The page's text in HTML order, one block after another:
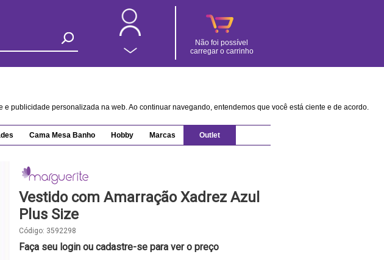
Não foi possível
carregar o carrinho
publicidade personalizada na web. Ao continuar navegando, entendemos que você está ciente e de acordo.
Cama Mesa Banho Hobby Marcas Outlet
Vestido com Amarração Xadrez Azul
Plus Size
Código: 3592298
Faça seu login ou cadastre-se para ver o preço